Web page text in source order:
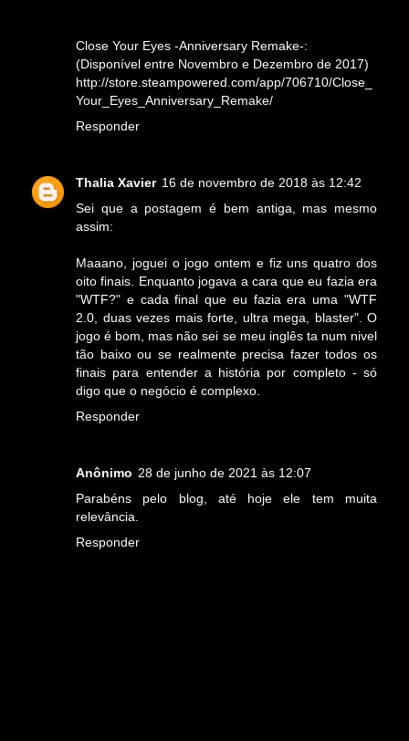
Close Your Eyes -Anniversary Remake-:
(Disponível entre Novembro e Dezembro de 2017)
http://store.steampowered.com/app/706710/Close_
Your_Eyes_Anniversary_Remake/
Responder
Thalia Xavier 16 de novembro de 2018 às 12:42
Sei que a postagem é bem antiga, mas mesmo
assim:
Maaano, joguei o jogo ontem e fiz uns quatro dos
oito finais. Enquanto jogava a cara que eu fazia era
"WTF?" e cada final que eu fazia era uma "WTF
2.0, duas vezes mais forte, ultra mega, blaster". O
jogo é bom, mas não sei se meu inglês ta num nivel
tão baixo ou se realmente precisa fazer todos os
finais para entender a história por completo - só
digo que o negócio é complexo.
Responder
Anônimo 28 de junho de 2021 às 12:07
Parabéns pelo blog, até hoje ele tem muita
relevância.
Responder